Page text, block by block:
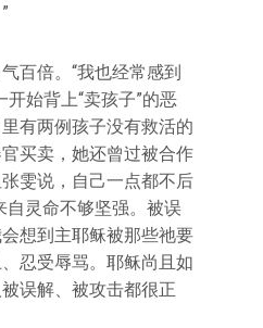
百倍。“我也经常感到
始背上“卖孩子”的恶
有两例孩子没有救活的
买卖，她还曾过被合作
雯说，自己一点都不后
自灵命不够坚强。被误
想到主耶稣被那些祂要
忍受辱骂。耶稣尚且如
误解、被攻击都很正